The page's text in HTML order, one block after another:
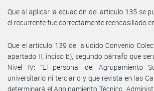
Que al aplicar la ecuación del artículo 135 se
el recurrente fue correctamente reencasillado
Que el artículo 139 del aludido Convenio
apartado II, inciso b), segundo párrafo que
Nivel IV: “El personal del Agrupamiento
universitario ni terciario y que revista en las
determinará el Agolpamiento Técnico,